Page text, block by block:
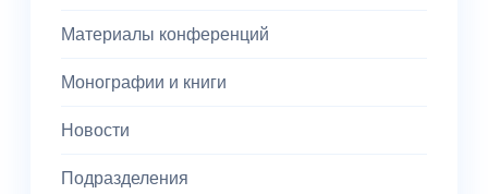
Материалы конференций
Монографии и книги
Новости
Подразделения